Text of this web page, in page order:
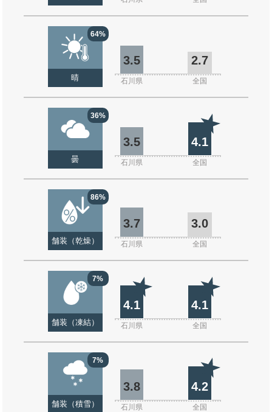
64%
晴
3.5 2.7
石川県 全国
36%
曇
3.5 4.1
石川県 全国
86%
舗装（乾燥）
3.7 3.0
石川県 全国
7%
舗装（凍結）
4.1 4.1
石川県 全国
7%
舗装（積雪）
3.8 4.2
石川県 全国